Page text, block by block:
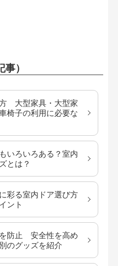
）
大型家具・大型家
椅子の利用に必要な
いろいろある？室内
とは？
彩る室内ドア選び方
ント
防止 安全性を高め
のグッズを紹介